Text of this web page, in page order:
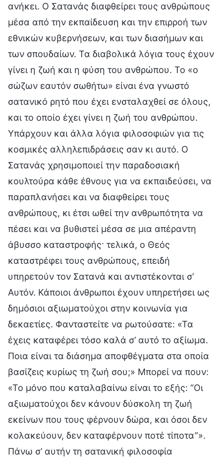
ανήκει. Ο Σατανάς διαφθείρει τους ανθρώπους
μέσα από την εκπαίδευση και την επιρροή των
εθνικών κυβερνήσεων, και των διασήμων και
των σπουδαίων. Τα διαβολικά λόγια τους έχουν
γίνει η ζωή και η φύση του ανθρώπου. Το «ο
σώζων εαυτόν σωθήτω» είναι ένα γνωστό
σατανικό ρητό που έχει ενσταλαχθεί σε όλους,
και το οποίο έχει γίνει η ζωή του ανθρώπου.
Υπάρχουν και άλλα λόγια φιλοσοφιών για τις
κοσμικές αλληλεπιδράσεις σαν κι αυτό. Ο
Σατανάς χρησιμοποιεί την παραδοσιακή
κουλτούρα κάθε έθνους για να εκπαιδεύσει, να
παραπλανήσει και να διαφθείρει τους
ανθρώπους, κι έτσι ωθεί την ανθρωπότητα να
πέσει και να βυθιστεί μέσα σε μια απέραντη
άβυσσο καταστροφής· τελικά, ο Θεός
καταστρέφει τους ανθρώπους, επειδή
υπηρετούν τον Σατανά και αντιστέκονται σ’
Αυτόν. Κάποιοι άνθρωποι έχουν υπηρετήσει ως
δημόσιοι αξιωματούχοι στην κοινωνία για
δεκαετίες. Φανταστείτε να ρωτούσατε: «Τα
έχεις καταφέρει τόσο καλά σ’ αυτό το αξίωμα.
Ποια είναι τα διάσημα αποφθέγματα στα οποία
βασίζεις κυρίως τη ζωή σου;» Μπορεί να πουν:
«Το μόνο που καταλαβαίνω είναι το εξής: “Οι
αξιωματούχοι δεν κάνουν δύσκολη τη ζωή
εκείνων που τους φέρνουν δώρα, και όσοι δεν
κολακεύουν, δεν καταφέρνουν ποτέ τίποτα”».
Πάνω σ’ αυτήν τη σατανική φιλοσοφία